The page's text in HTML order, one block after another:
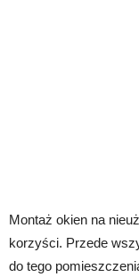
Montaż okien na
korzyści. Przede
do tego